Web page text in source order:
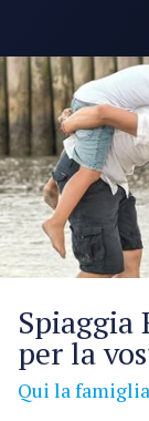
Spiaggia
per la
Qui la